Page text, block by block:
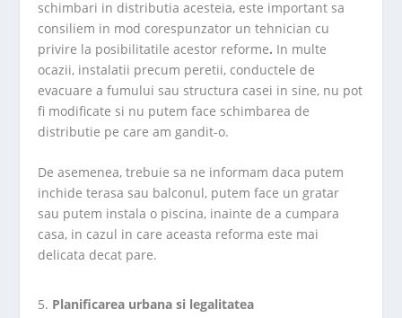
schimbari in distributia acesteia, este important sa
consiliem in mod corespunzator un tehnician cu
privire la posibilitatile acestor reforme. In multe
ocazii, instalatii precum peretii, conductele de
evacuare a fumului sau structura casei in sine, nu pot
fi modificate si nu putem face schimbarea de
distributie pe care am gandit-o.
De asemenea, trebuie sa ne informam daca putem
inchide terasa sau balconul, putem face un gratar
sau putem instala o piscina, inainte de a cumpara
casa, in cazul in care aceasta reforma este mai
delicata decat pare.
Planificarea urbana si legalitatea